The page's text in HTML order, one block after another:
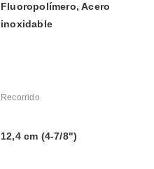
Fluoropolímero, Acero
inoxidable
Recorrido
12,4 cm (4-7/8")